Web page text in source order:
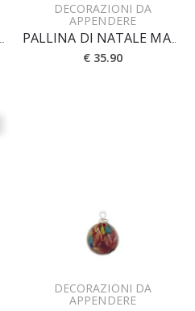
MACCHIE
DECORAZIONI DA
APPENDERE
PALLINA DI NATALE MACCHIE BICOLORE MEDIA
€ 35.90
DECORAZIONI DA
APPENDERE